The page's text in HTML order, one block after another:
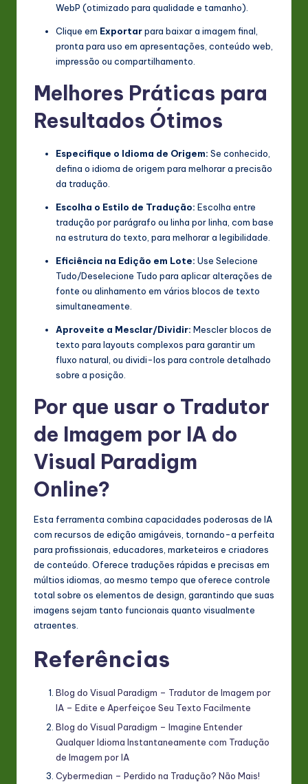
WebP (otimizado para qualidade e tamanho).
Clique em Exportarpara baixar a imagem final,
pronta para uso em apresentações, conteúdo web,
impressão ou compartilhamento.
Melhores Práticas para
Resultados Ótimos
Especifique o Idioma de Origem: Se conhecido,
defina o idioma de origem para melhorar a precisão
da tradução.
Escolha o Estilo de Tradução: Escolha entre
tradução por parágrafo ou linha por linha, com base
na estrutura do texto, para melhorar a legibilidade.
Eficiência na Edição em Lote: Use Selecione
Tudo/Deselecione Tudo para aplicar alterações de
fonte ou alinhamento em vários blocos de texto
simultaneamente.
Aproveite a Mesclar/Dividir: Mescler blocos de
texto para layouts complexos para garantir um
fluxo natural, ou dividi-los para controle detalhado
sobre a posição.
Por que usar o Tradutor
de Imagem por IA do
Visual Paradigm
Online?
Esta ferramenta combina capacidades poderosas de IA
com recursos de edição amigáveis, tornando-a perfeita
para profissionais, educadores, marketeiros e criadores
de conteúdo. Oferece traduções rápidas e precisas em
múltios idiomas, ao mesmo tempo que oferece controle
total sobre os elementos de design, garantindo que suas
imagens sejam tanto funcionais quanto visualmente
atraentes.
Referências
Blog do Visual Paradigm – Tradutor de Imagem por
IA – Edite e Aperfeiçoe Seu Texto Facilmente
Blog do Visual Paradigm – Imagine Entender
Qualquer Idioma Instantaneamente com Tradução
de Imagem por IA
Cybermedian – Perdido na Tradução? Não Mais!